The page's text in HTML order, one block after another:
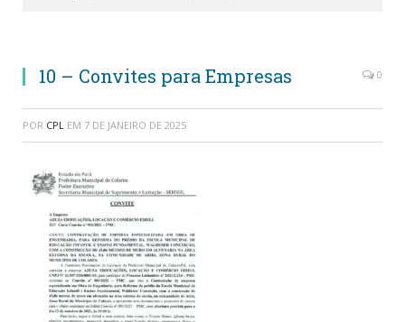
10 – Convites para Empresas 0
POR CPL EM 7 DE JANEIRO DE 2025